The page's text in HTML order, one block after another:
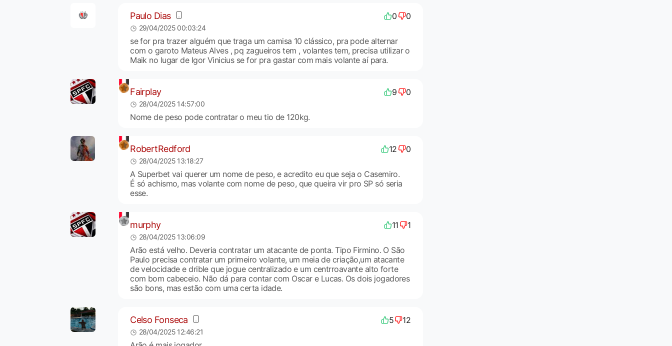
Paulo Dias 0 0
29/04/2025 00:03:24
se for pra trazer alguém que traga um camisa 10 clássico, pra pode alternar
com o garoto Mateus Alves , pq zagueiros tem , volantes tem, precisa utilizar o
Maik no lugar de Igor Vinicius se for pra gastar com mais volante aí para.
Fairplay 9 0
28/04/2025 14:57:00
Nome de peso pode contratar o meu tio de 120kg.
RobertRedford 12 0
28/04/2025 13:18:27
A Superbet vai querer um nome de peso, e acredito eu que seja o Casemiro.
É só achismo, mas volante com nome de peso, que queira vir pro SP só seria
esse.
murphy 11 1
28/04/2025 13:06:09
Arão está velho. Deveria contratar um atacante de ponta. Tipo Firmino. O São
Paulo precisa contratar um primeiro volante, um meia de criação,um atacante
de velocidade e drible que jogue centralizado e um centrroavante alto forte
com bom cabeceio. Não dá para contar com Oscar e Lucas. Os dois jogadores
são bons, mas estão com uma certa idade.
Celso Fonseca 5 12
28/04/2025 12:46:21